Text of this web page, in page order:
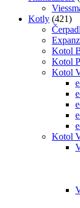
Kotly (421)
Kotol
Kotol
Kotol
Kotol